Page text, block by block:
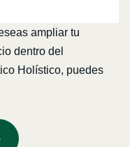
ampliar tu
dentro del
Holístico, puedes